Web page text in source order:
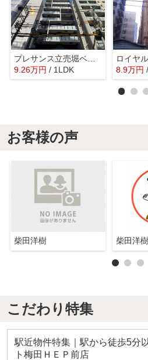
プレサンス立売堀ベルヴィル
9.26万円 / 1LDK
ロイヤ
8.9万円
お客様の声
柴田洋樹 柴田洋樹
こだわり特集
駅近物件特集｜駅から徒歩5分
ト梅田ＨＥＰ前店